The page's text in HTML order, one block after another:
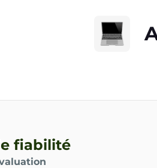
fiabilité